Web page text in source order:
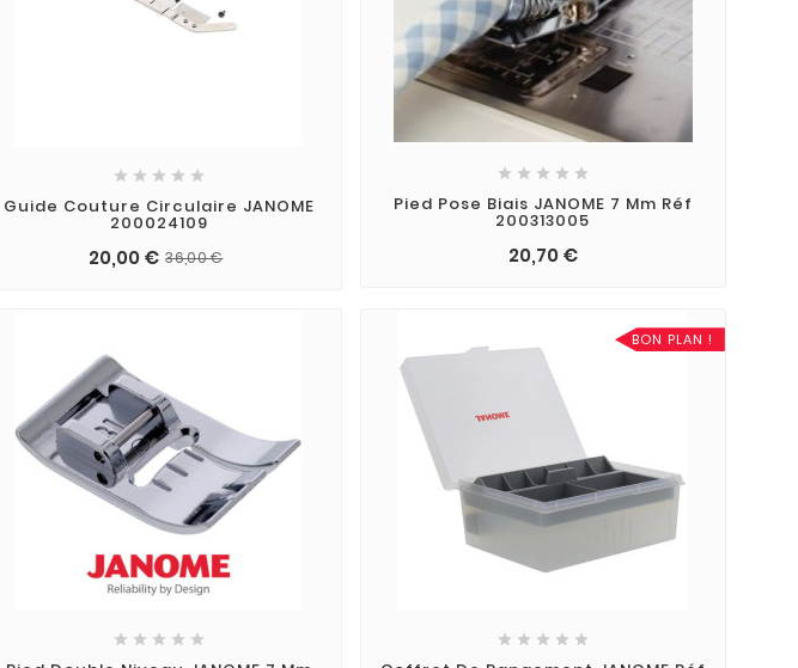
    
Guide Couture Circulaire JANOME
200024109
20,00 € 36,00 €
    
Pied Pose Biais JANOME 7 Mm Réf
200313005
20,70 €
    
BON PLAN !
    